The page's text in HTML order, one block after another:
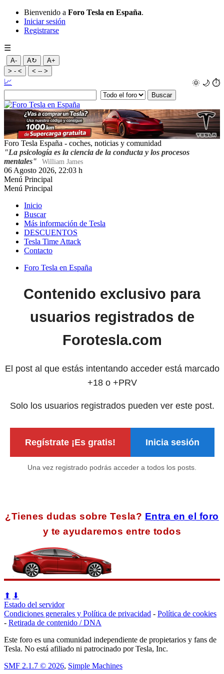
Bienvenido a Foro Tesla en España.
Iniciar sesión
Registrarse
☰
A- A↻
A+
> - <
< -- >
🌞 🌙 ⏱️
📈
Foro Tesla España - coches, noticias y comunidad
"La psicología es la ciencia de la conducta y los procesos
mentales"
William James
06 Agosto 2026, 22:03 h
Menú Principal
Menú Principal
Inicio
Buscar
Más información de Tesla
DESCUENTOS
Tesla Time Attack
Contacto
Foro Tesla en España
Contenido exclusivo para
usuarios registrados de
Forotesla.com
El post al que estás intentando acceder está marcado
+18 o +PRV
Solo los usuarios registrados pueden ver este post.
Regístrate ¡Es gratis! Inicia sesión
Una vez registrado podrás acceder a todos los posts.
¿Tienes dudas sobre Tesla? Entra en el foro
y te ayudaremos entre todos
⬆ ⬇
Estado del servidor
Condiciones generales y Política de privacidad - Política de cookies
- Retirada de contenido / DNA
Este foro es una comunidad independiente de propietarios y fans de
Tesla. No está afiliado ni patrocinado por Tesla, Inc.
SMF 2.1.7 © 2026, Simple Machines